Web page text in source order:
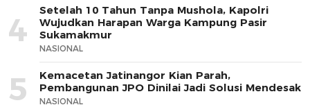
4
Setelah 10 Tahun Tanpa Mushola, Kapolri
Wujudkan Harapan Warga Kampung Pasir
Sukamakmur
NASIONAL
5
Kemacetan Jatinangor Kian Parah,
Pembangunan JPO Dinilai Jadi Solusi Mendesak
NASIONAL